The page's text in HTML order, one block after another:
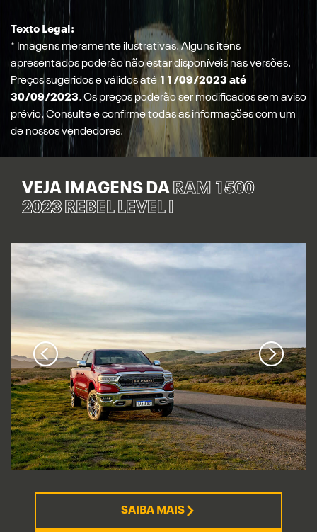
Texto Legal:
* Imagens meramente ilustrativas. Alguns itens
apresentados poderão não estar disponíveis nas versões.
Preços sugeridos e válidos até 11/09/2023 até
30/09/2023. Os preços poderão ser modificados sem aviso
prévio. Consulte e confirme todas as informações com um
de nossos vendedores.
VEJA IMAGENS DA RAM 1500
2023 REBEL LEVEL I
SAIBA MAIS